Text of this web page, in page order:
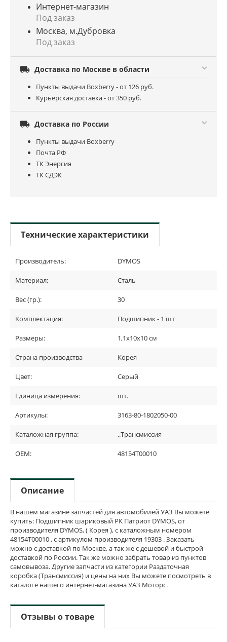
Интернет-магазин
Под заказ
Москва, м.Дубровка
Под заказ
 Доставка по Москве в области
Пункты выдачи Boxberry - от 126 руб.
Курьерская доставка - от 350 руб.
 Доставка по России
Пункты выдачи Boxberry
Почта РФ
ТК Энергия
ТК СДЭК
Технические характеристики
Производитель: DYMOS
Материал: Сталь
Вес (гр.): 30
Комплектация: Подшипник - 1 шт
Размеры: 1,1х10х10 см
Страна производства Корея
Цвет: Серый
Единица измерения: шт.
Артикулы: 3163-80-1802050-00
Каталожная группа: ..Трансмиссия
OEM: 48154Т00010
Описание
В нашем магазине запчастей для автомобилей УАЗ Вы можете
купить: Подшипник шариковый РК Патриот DYMOS, от
производителя DYMOS, ( Корея ), с каталожным номером
48154Т00010 , с артикулом производителя 19303 . Заказать
можно с доставкой по Москве, а так же с дешевой и быстрой
доставкой по России. Так же можно забрать товар из пунктов
самовывоза. Другие запчасти из категории Раздаточная
коробка (Трансмиссия) и цены на них Вы можете посмотреть в
каталоге нашего интернет-магазина УАЗ Моторс.
Отзывы о товаре